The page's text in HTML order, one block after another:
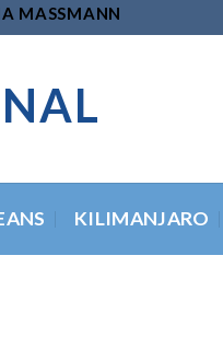
MASSMANN
KILIMANJARO